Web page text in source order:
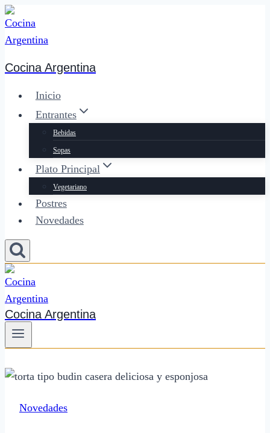
Saltar
al
contenido
Cocina Argentina
Inicio
Entrantes
Bebidas
Sopas
Plato Principal
Vegetariano
Postres
Novedades
Cocina Argentina
Novedades